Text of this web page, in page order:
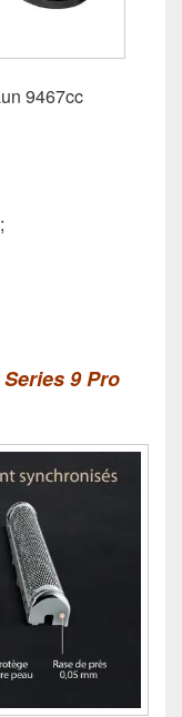
9467cc
9 Pro